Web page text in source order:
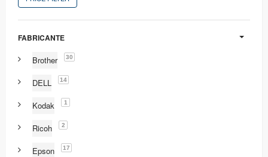
FABRICANTE
Brother 30
DELL 14
Kodak 1
Ricoh 2
Epson 17